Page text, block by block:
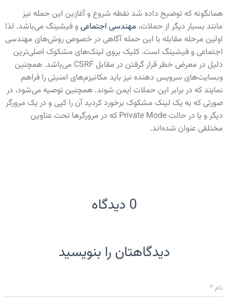
همانگونه که توضیح داده شد نقطه شروع و آغازین این حمله نیز
مانند بسیار دیگر از حملات، مهندسی اجتماعیو فیشینگ می‌باشد. لذا
اولین مرحله مقابله با این حمله آگاهی در خصوص روش‌های مهندسی
اجتماعی و فیشینگ است. کلیک بروی لینک‌های مشکوک اصلی‌ترین
دلیل در معرض خطر قرار گرفتن در مقابل CSRF می‌باشد. همچنین
وبسایت‌های سرویس دهنده نیز باید مکانیزم‌های امنیتی را فراهم
نمایند که در برابر این حملات ایمن شوند. همچنین توصیه می‌شود، در
صورتی که به یک لینک مشکوک برخورد کردید آن را کپی و در یک مرورگر
دیگر و یا در حالت Private Mode که در مرورگرها تحت عناوین
مختلفی عنوان شده‌اند.
0 دیدگاه
دیدگاهتان را بنویسید
نام*